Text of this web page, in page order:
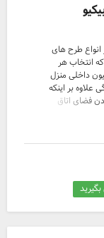
طرح های
هر
داخلی منزل
بر اینکه
فضای اتاق
این در
و به کمک
گرم و
آن
انجام
برای